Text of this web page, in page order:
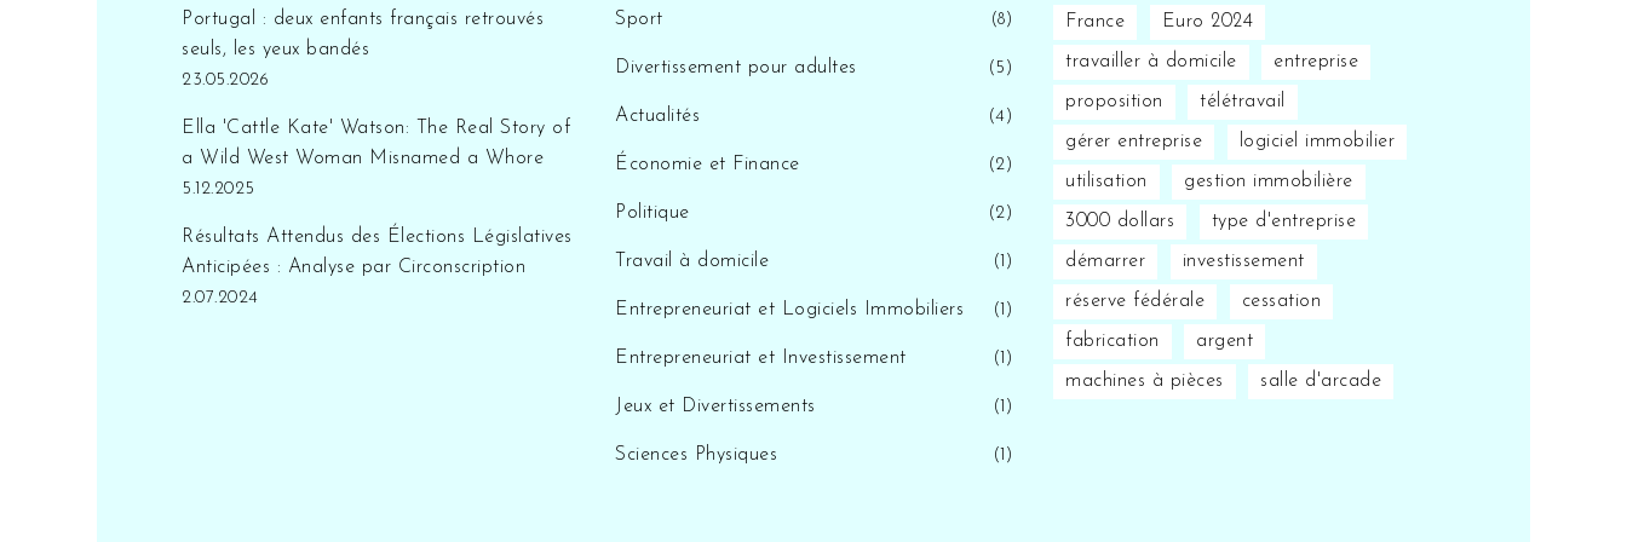
entreprise. Enfin, nous
avons mis en évidence
l'importance de la formation
l'utilisation de ces outils
technologiques. En somme,
un logiciel immobilier peut
transformer votre entreprise
si vous savez comment
l'utiliser à son plein
Portugal : deux enfants français retrouvés
seuls, les yeux bandés
23.05.2026
Ella 'Cattle Kate' Watson: The Real Story of
a Wild West Woman Misnamed a Whore
5.12.2025
Résultats Attendus des Élections Législatives
Anticipées : Analyse par Circonscription
2.07.2024
Sport (8)
Divertissement pour adultes (5)
Actualités (4)
Économie et Finance (2)
Politique (2)
Travail à domicile (1)
Entrepreneuriat et Logiciels Immobiliers (1)
Entrepreneuriat et Investissement (1)
Jeux et Divertissements (1)
Sciences Physiques (1)
France Euro 2024
travailler à domicile entreprise
proposition télétravail
gérer entreprise logiciel immobilier
utilisation gestion immobilière
3000 dollars type d'entreprise
démarrer investissement
réserve fédérale cessation
fabrication argent
machines à pièces salle d'arcade